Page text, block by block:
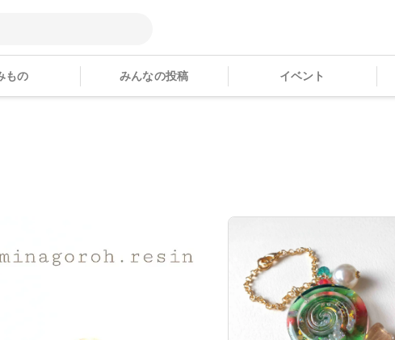
もの みんなの投稿 イベント